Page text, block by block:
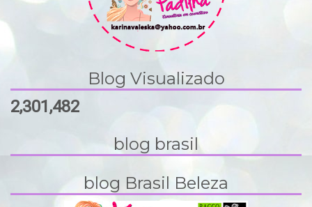
Blog Visualizado
2,301,482
blog brasil
blog Brasil Beleza